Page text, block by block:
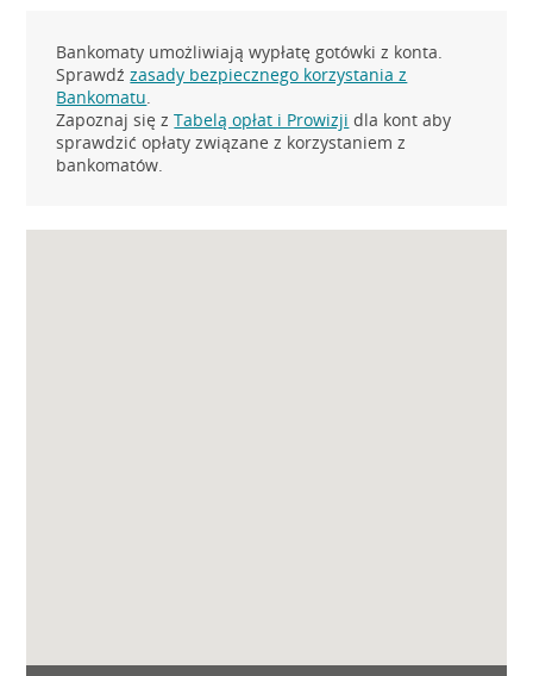
Bankomaty umożliwiają wypłatę gotówki z konta.
Sprawdźzasady bezpiecznego korzystania z
Bankomatu.
Zapoznaj się zTabelą opłat i Prowizji dla kont aby
sprawdzić opłaty związane z korzystaniem z
bankomatów.